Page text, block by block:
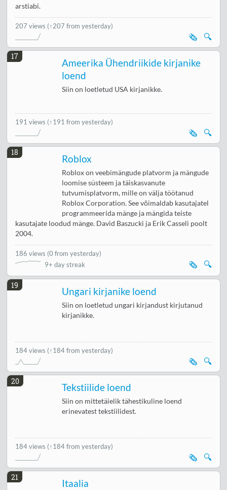
arstiabi.
207 views (↑207 from yesterday)
🔍
🗞️
17
Ameerika Ühendriikide kirjanike
loend
Siin on loetletud USA kirjanikke.
191 views (↑191 from yesterday)
🔍
🗞️
18
Roblox
Roblox on veebimängude platvorm ja mängude
loomise süsteem ja täiskasvanute
tutvumisplatvorm, mille on välja töötanud
Roblox Corporation. See võimaldab kasutajatel
programmeerida mänge ja mängida teiste
kasutajate loodud mänge. David Baszucki ja Erik Casseli poolt
2004.
186 views (0 from yesterday)
9+ day streak
🔍
🗞️
19
Ungari kirjanike loend
Siin on loetletud ungari kirjandust kirjutanud
kirjanikke.
184 views (↑184 from yesterday)
🔍
🗞️
20
Tekstiilide loend
Siin on mittetäielik tähestikuline loend
erinevatest tekstiilidest.
184 views (↑184 from yesterday)
🔍
🗞️
21
Itaalia